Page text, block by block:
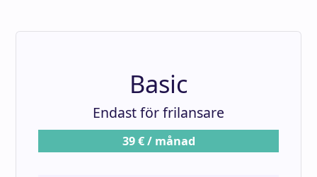
Basic
Endast för frilansare
39 € / månad